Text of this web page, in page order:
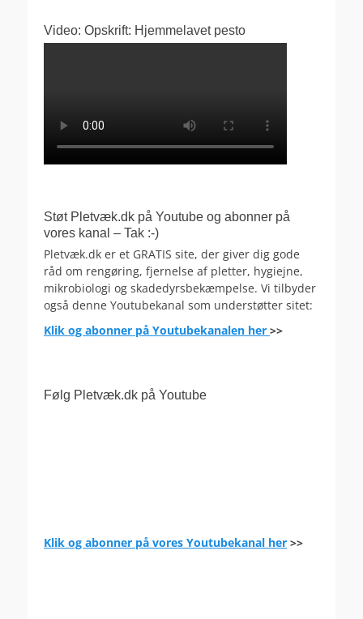
Video: Opskrift: Hjemmelavet pesto
Støt Pletvæk.dk på Youtube og abonner på
vores kanal – Tak :-)
Pletvæk.dk er et GRATIS site, der giver dig gode
råd om rengøring, fjernelse af pletter, hygiejne,
mikrobiologi og skadedyrsbekæmpelse. Vi tilbyder
også denne Youtubekanal som understøtter sitet:
Klik og abonner på Youtubekanalen her >>
Følg Pletvæk.dk på Youtube
Klik og abonner på vores Youtubekanal her >>